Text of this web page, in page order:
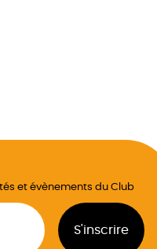
et évènements du Club